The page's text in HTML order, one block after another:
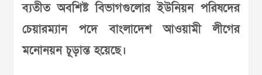
ব্যতীত অবশিষ্ট বিভাগগুলোর ইউনিয়ন পরিষদের
চেয়ারম্যান পদে বাংলাদেশ আওয়ামী লীগের
মনোনয়ন চূড়ান্ত হয়েছে।